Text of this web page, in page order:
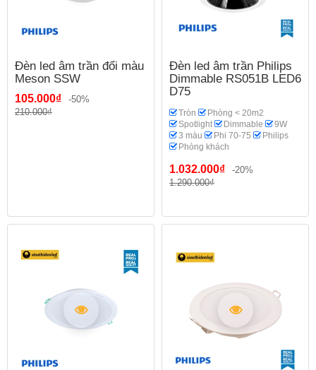
Đèn led âm trần đổi màu
Meson SSW
105.000₫
-50%
210.000₫
Đèn led âm trần Philips
Dimmable RS051B LED6
D75
Tròn
Phòng < 20m2
Spotlight
Dimmable
9W
3 màu
Phi 70-75
Philips
Phòng khách
1.032.000₫
-20%
1.290.000₫